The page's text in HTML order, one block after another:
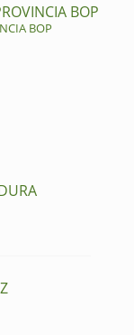
BOP
BOP